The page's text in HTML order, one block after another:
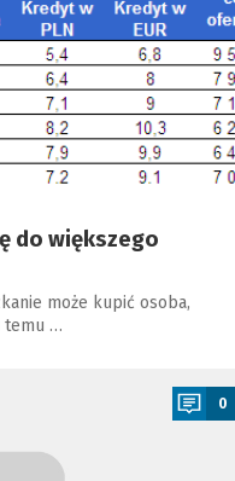
do większego
może kupić osoba,
temu …
0